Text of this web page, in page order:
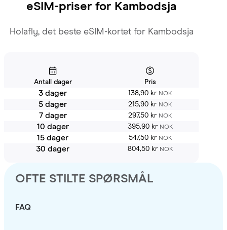
eSIM-priser for Kambodsja
Holafly, det beste eSIM-kortet for Kambodsja
Antall dager Pris
3 dager 138,90 kr NOK
5 dager 215,90 kr NOK
7 dager 297,50 kr NOK
10 dager 395,90 kr NOK
15 dager 547,50 kr NOK
30 dager 804,50 kr NOK
OFTE STILTE SPØRSMÅL
FAQ